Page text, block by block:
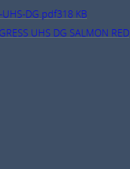
UHS-DG.pdf318 KB
UHS DG SALMON RED